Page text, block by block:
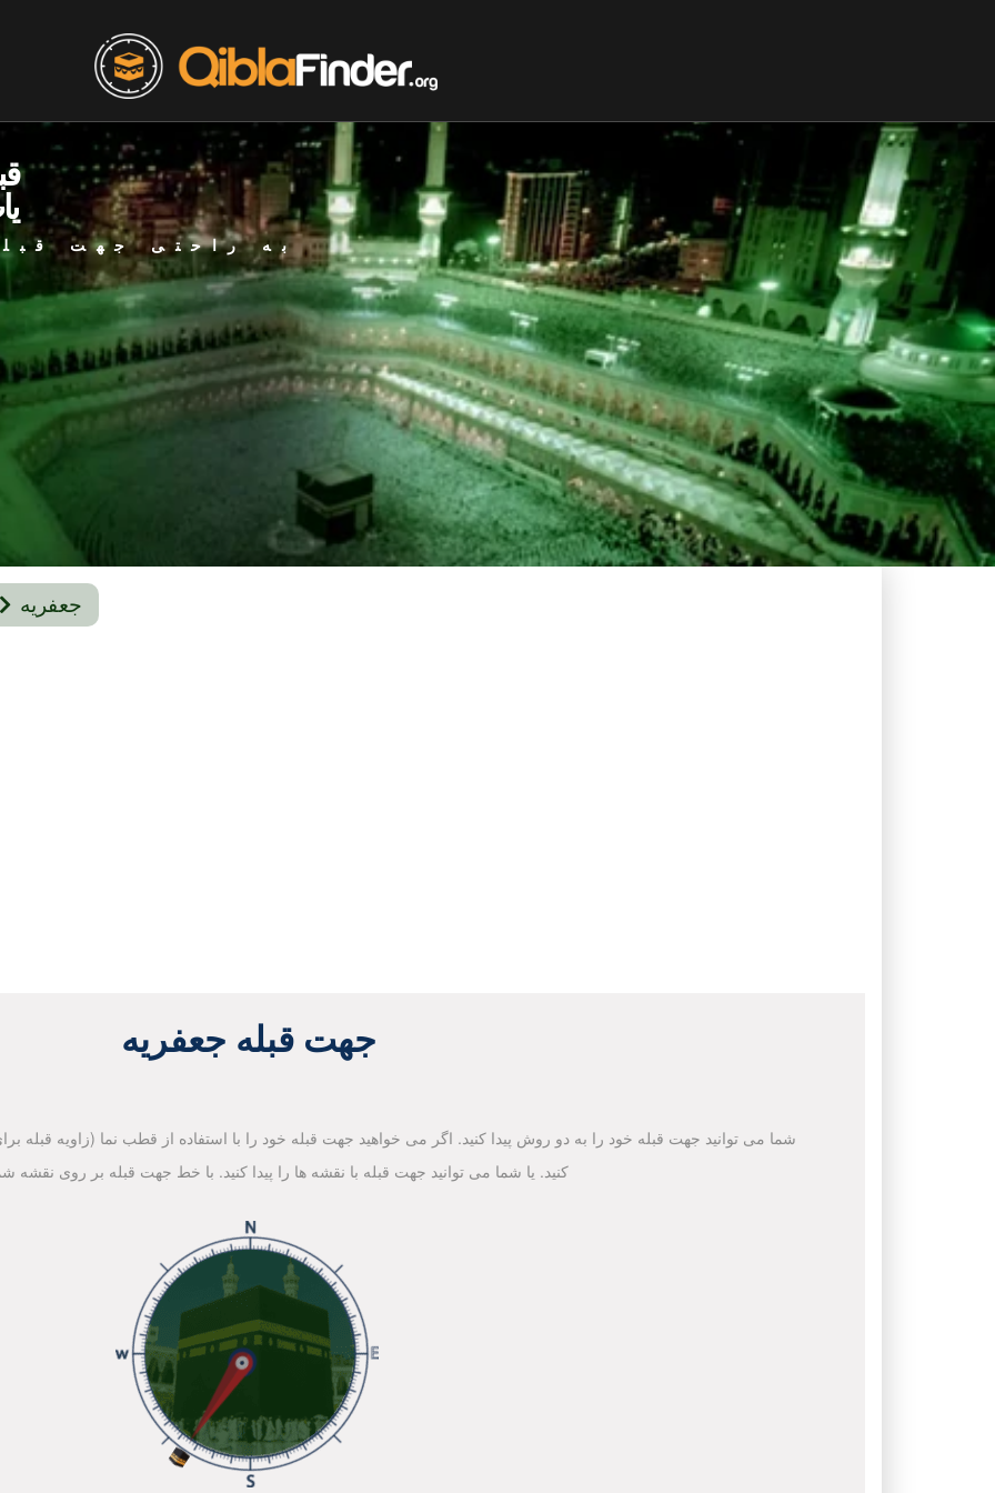
به راحتی جهت
جعفریه
جهت قبله جعفریه
شما می توانید جهت قبله خود را به دو روش پیدا کنید. اگر می خواهید جهت قبله خود را با استفاده از قطب نما (زاویه قبله
کنید. یا شما می توانید جهت قبله با نقشه ها را پیدا کنید. با خط جهت قبله بر روی نقشه